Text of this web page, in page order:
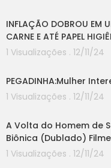
INFLAÇÃO DOBROU EM
CARNE E ATÉ PAPEL
1 Visualizações . 12/11/24
PEGADINHA:Mulher
1 Visualizações . 12/11/24
A Volta do Homem de
Biônica (Dublado)
1 Visualizações . 12/11/24